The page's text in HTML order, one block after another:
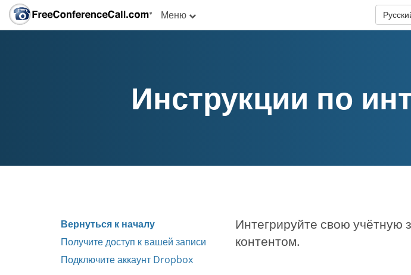
Меню
Инструкции по
Вернуться к началу
Получите доступ к вашей записи
Подключите аккаунт Dropbox
Интегрируйте свою учётную
контентом.